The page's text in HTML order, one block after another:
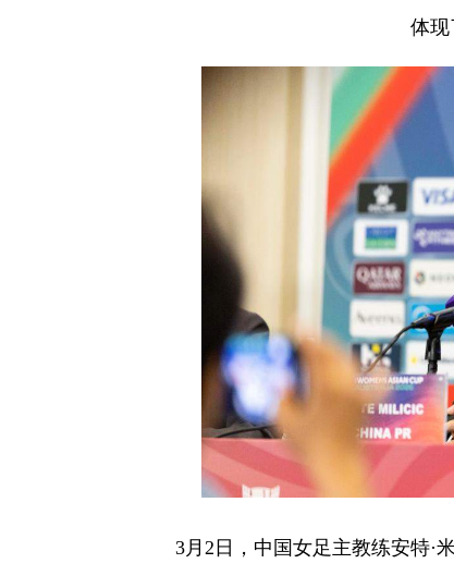
体现
3月2日，中国女足主教练安特·米